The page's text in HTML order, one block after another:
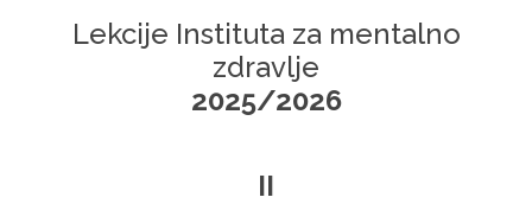
Lekcije Instituta za mentalno
zdravlje
2025/2026
II